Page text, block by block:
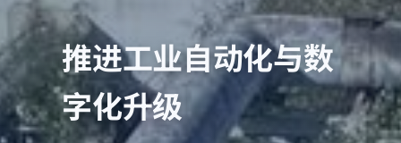
推进工业自动化与数
字化升级